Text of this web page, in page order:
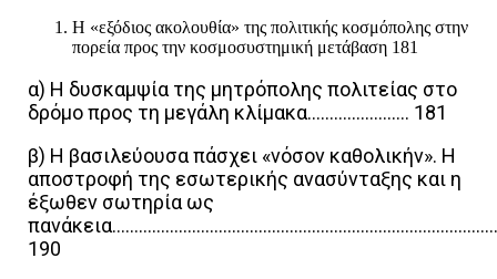
Η «εξόδιος ακολουθία» της πολιτικής κοσμόπολης στην
πορεία προς την κοσμοσυστημική μετάβαση 181
α) Η δυσκαμψία της μητρόπολης πολιτείας στο
δρόμο προς τη μεγάλη κλίμακα………………….. 181
β) Η βασιλεύουσα πάσχει «νόσον καθολικήν». Η
αποστροφή της εσωτερικής ανασύνταξης και η
έξωθεν σωτηρία ως
190